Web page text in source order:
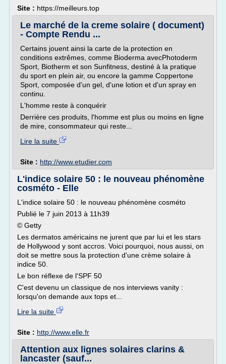
Site : https://meilleurs.top
Le marché de la creme solaire ( document)
- Compte Rendu ...
Certains jouent ainsi la carte de la protection en
conditions extrêmes, comme Bioderma avecPhotoderm
Sport, Biotherm et son Sunfitness, destiné à la pratique
du sport en plein air, ou encore la gamme Coppertone
Sport, composée d'un gel, d'une lotion et d'un spray en
continu.
L'homme reste à conquérir
Derrière ces produits, l'homme est plus ou moins en ligne
de mire, consommateur qui reste...
Lire la suite
Site : http://www.etudier.com
L'indice solaire 50 : le nouveau phénomène
cosméto - Elle
L'indice solaire 50 : le nouveau phénomène cosméto
Publié le 7 juin 2013 à 11h39
© Getty
Les dermatos américains ne jurent que par lui et les stars
de Hollywood y sont accros. Voici pourquoi, nous aussi, on
doit se mettre sous la protection d'une crème solaire à
indice 50.
Le bon réflexe de l'SPF 50
C'est devenu un classique de nos interviews vanity :
lorsqu'on demande aux tops et...
Lire la suite
Site : http://www.elle.fr
Attention aux lignes solaires clarins &
lancaster (sauf...